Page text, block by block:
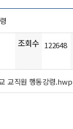
조회수 122648
교직원 행동강령.hwp